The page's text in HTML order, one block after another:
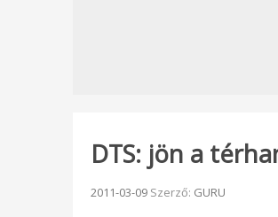
DTS: jön a
Beküldve:
2011-03-09 Szerző: GURU